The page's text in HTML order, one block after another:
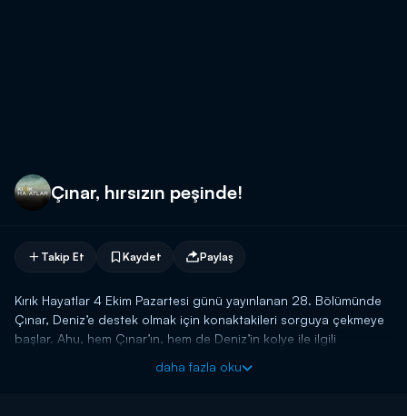
Çınar, hırsızın peşinde!
Takip Et Kaydet Paylaş
Kırık Hayatlar 4 Ekim Pazartesi günü yayınlanan 28. Bölümünde
Çınar, Deniz’e destek olmak için konaktakileri sorguya çekmeye
başlar. Ahu, hem Çınar’ın, hem de Deniz’in kolye ile ilgili
suçlama planı ters tepecek mi?
daha fazla oku